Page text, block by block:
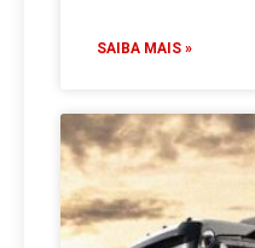
SAIBA MAIS »